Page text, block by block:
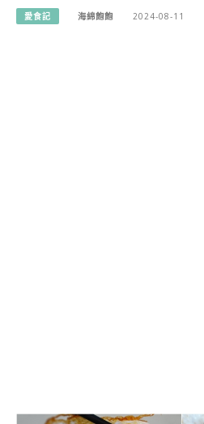
愛食記 海綿飽飽 2024-08-11